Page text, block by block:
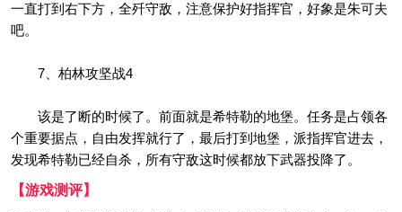
一直打到右下方，全歼守敌，注意保护好指挥官，好象是朱可夫
吧。
7、柏林攻坚战4
该是了断的时候了。前面就是希特勒的地堡。任务是占领各
个重要据点，自由发挥就行了，最后打到地堡，派指挥官进去，
发现希特勒已经自杀，所有守敌这时候都放下武器投降了。
【游戏测评】